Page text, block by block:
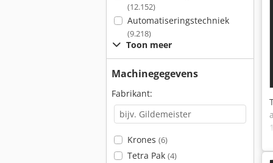
(12.152)
Automatiseringstechniek
(9.218)
Toon meer
Machinegegevens
Fabrikant:
Krones (6)
Tetra Pak (4)